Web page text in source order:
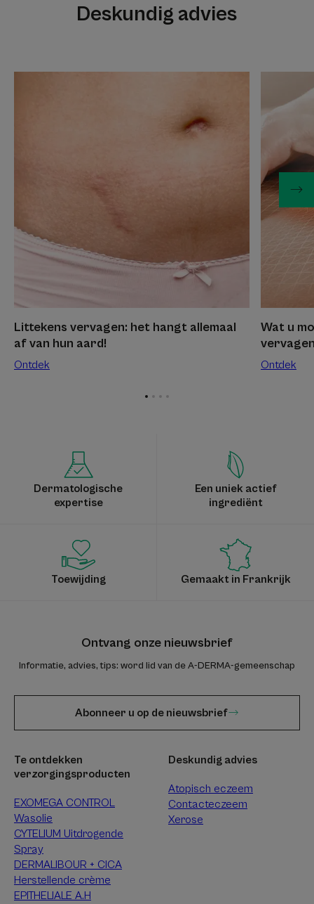
Deskundig advies
Littekens vervagen: het hangt allemaal
af van hun aard!
Ontdek
u
een
litteken
te
vervagen
Wat u
Ontdek
Dermatologische
expertise
Een uniek actief
ingrediënt
Toewijding Gemaakt in Frankrijk
Ontvang onze nieuwsbrief
Informatie, advies, tips: word lid van de A-DERMA-gemeenschap
Abonneer u op de nieuwsbrief
Te ontdekken
verzorgingsproducten
EXOMEGA CONTROL
Wasolie
CYTELIUM Uitdrogende
Spray
DERMALIBOUR + CICA
Herstellende crème
EPITHELIALE A.H
Deskundig advies
Atopisch eczeem
Contacteczeem
Xerose